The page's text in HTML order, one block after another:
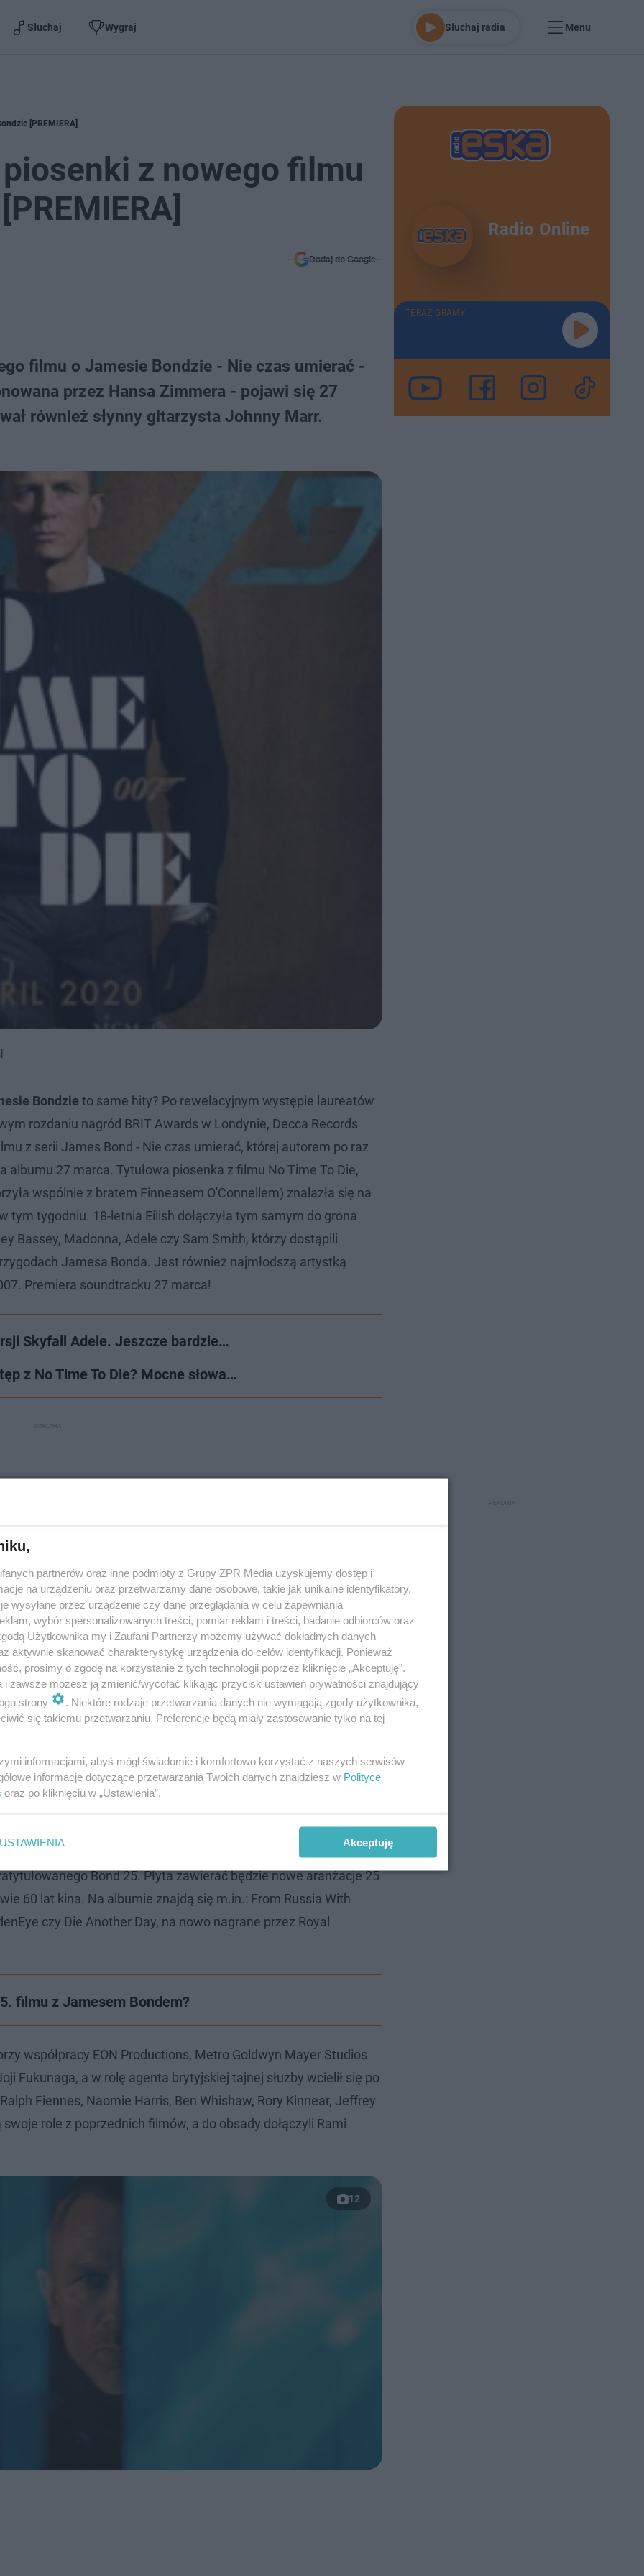
Słuchaj Wygraj Słuchaj radia Menu
[PREMIERA]
z nowego filmu
Dodaj do Google
filmu o Jamesie Bondzie - Nie czas umierać -
przez Hansa Zimmera - pojawi się 27
również słynny gitarzysta Johnny Marr.
Bondzie to same hity? Po rewelacyjnym występie laureatów
rozdaniu nagród BRIT Awards w Londynie, Decca Records
z serii James Bond - Nie czas umierać, której autorem po raz
27 marca. Tytułowa piosenka z filmu No Time To Die,
wspólnie z bratem Finneasem O'Connellem) znalazła się na
tygodniu. 18-letnia Eilish dołączyła tym samym do grona
Bassey, Madonna, Adele czy Sam Smith, którzy dostąpili
Jamesa Bonda. Jest również najmłodszą artystką
Premiera soundtracku 27 marca!
Skyfall Adele. Jeszcze bardzie…
z No Time To Die? Mocne słowa…
No Time To Die, zaprosili do współpracy nad filmem
radości z tego powodu: -Możliwość pracy nad tak kultową serią
Cary, Michael i Barbara są niezwykłymi
faktem, że świat już wkrótce usłyszy nowe dźwięki
dodaje: -
Bonda zawsze była ikoniczna, a Hans dodaje do tego
gitarzysta Johnny Marr oraz kompozytor i producent Steve
Z okazji premiery dwudziestego piątego filmu o Bondzie Decca
Bond 25. Płyta zawierać będzie nowe aranżacje 25
60 lat kina. Na albumie znajdą się m.in.: From Russia With
czy Die Another Day, na nowo nagrane przez Royal
filmu z Jamesem Bondem?
współpracy EON Productions, Metro Goldwyn Mayer Studios
Fukunaga, a w rolę agenta brytyjskiej tajnej służby wcielił się po
Fiennes, Naomie Harris, Ben Whishaw, Rory Kinnear, Jeffrey
role z poprzednich filmów, a do obsady dołączyli Rami
12
Radio Online
TERAZ GRAMY
partnerów oraz inne podmioty z Grupy ZPR Media uzyskujemy dostęp i
na urządzeniu oraz przetwarzamy dane osobowe, takie jak unikalne identyfikatory,
wysyłane przez urządzenie czy dane przeglądania w celu zapewniania
wybór spersonalizowanych treści, pomiar reklam i treści, badanie odbiorców oraz
Użytkownika my i Zaufani Partnerzy możemy używać dokładnych danych
aktywnie skanować charakterystykę urządzenia do celów identyfikacji. Ponieważ
prosimy o zgodę na korzystanie z tych technologii poprzez kliknięcie „Akceptuję”.
i zawsze możesz ją zmienić/wycofać klikając przycisk ustawień prywatności znajdujący
strony
. Niektóre rodzaje przetwarzania danych nie wymagają zgody użytkownika,
się takiemu przetwarzaniu. Preferencje będą miały zastosowanie tylko na tej
informacjami, abyś mógł świadomie i komfortowo korzystać z naszych serwisów
informacje dotyczące przetwarzania Twoich danych znajdziesz w Polityce
oraz po kliknięciu w „Ustawienia”.
USTAWIENIA Akceptuję